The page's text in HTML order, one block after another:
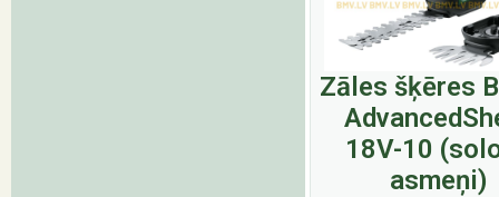
Zāles šķēres
18V-10
asmeņi)